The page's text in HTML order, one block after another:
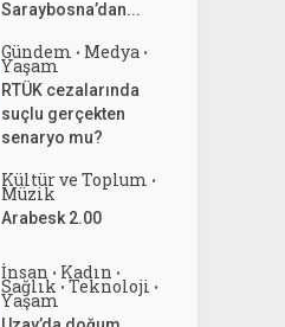
Saraybosna’dan...
Gündem • Medya •
Yaşam
RTÜK cezalarında
suçlu gerçekten
senaryo mu?
Kültür ve Toplum •
Müzik
Arabesk 2.00
İnsan • Kadın •
Sağlık • Teknoloji •
Yaşam